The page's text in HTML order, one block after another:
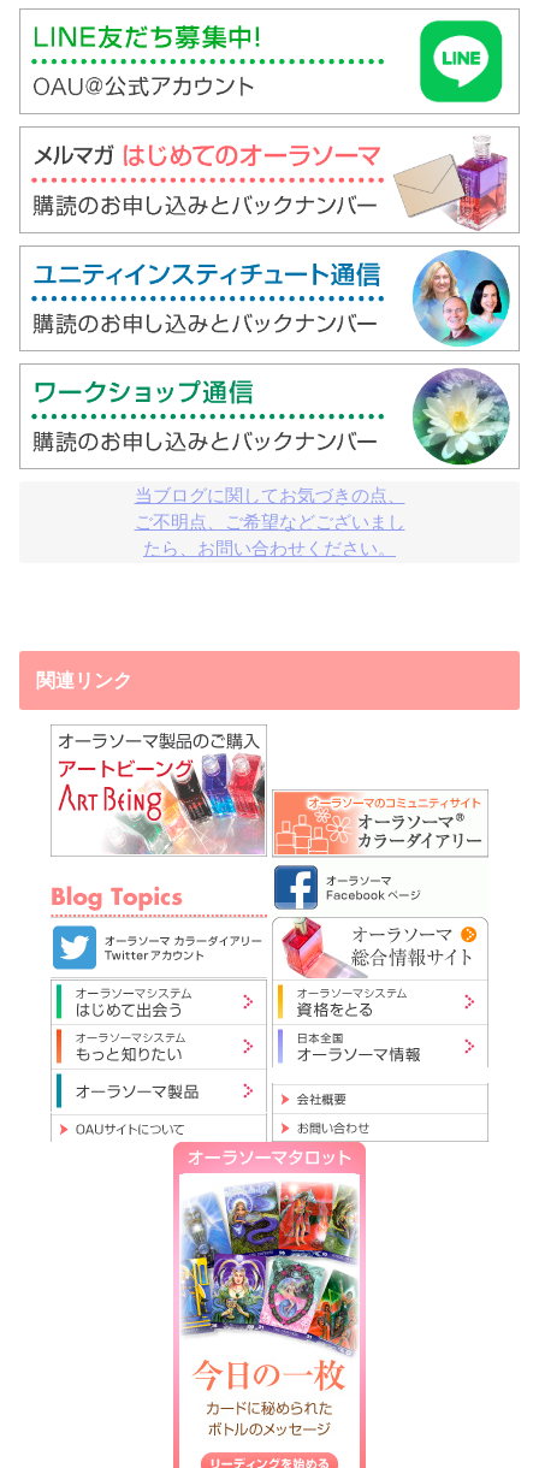
当ブログに関してお気づきの点、
ご不明点、ご希望などございまし
たら、お問い合わせください。
関連リンク